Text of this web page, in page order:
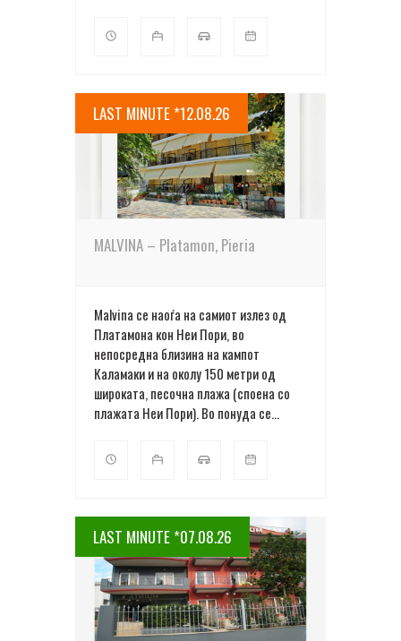
LAST MINUTE *12.08.26
ПОВЕЌЕ ДЕТАЛИ
MALVINA – Platamon, Pieria
Malvina се наоѓа на самиот излез од
Платамона кон Неи Пори, во
непосредна близина на кампот
Каламаки и на околу 150 метри од
широката, песочна плажа (споена со
плажата Неи Пори). Во понуда се...
LAST MINUTE *07.08.26
ПОВЕЌЕ ДЕТАЛИ